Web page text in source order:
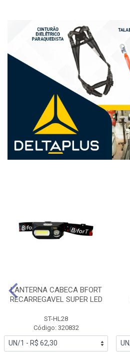
LANTERNA CABECA BFORT
RECARREGAVEL SUPER LED
ST-HL28
Código: 320832